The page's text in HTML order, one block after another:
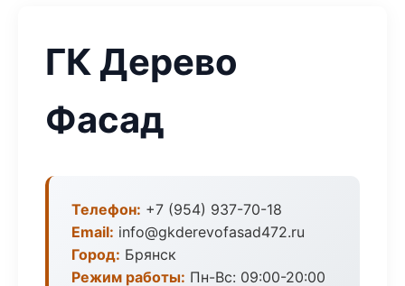
ГК Дерево
Фасад
Телефон: +7 (954) 937-70-18
Email: info@gkderevofasad472.ru
Город: Брянск
Режим работы: Пн-Вс: 09:00-20:00